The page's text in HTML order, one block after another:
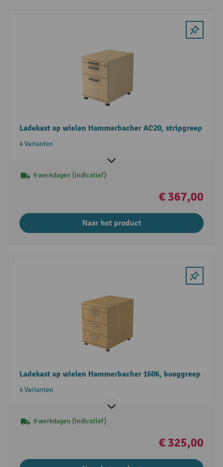
Ladekast op wielen Hammerbacher AC20, stripgreep
4 Varianten
9 werkdagen (indicatief)
€ 367,00
Naar het product
Ladekast op wielen Hammerbacher 1606, booggreep
4 Varianten
9 werkdagen (indicatief)
€ 325,00